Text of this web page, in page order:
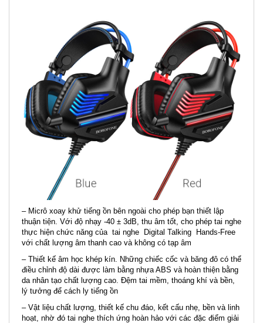
– Micrô xoay khử tiếng ồn bên ngoài cho phép bạn thiết lập
thuận tiện. Với độ nhạy -40 ± 3dB, thu âm tốt, cho phép tai nghe
thực hiện chức năng của tai nghe Digital Talking Hands-Free
với chất lượng âm thanh cao và không có tạp âm
– Thiết kế âm học khép kín. Những chiếc cốc và băng đô có thể
điều chỉnh độ dài được làm bằng nhựa ABS và hoàn thiện bằng
da nhân tạo chất lượng cao. Đệm tai mềm, thoáng khí và bền,
lý tưởng để cách ly tiếng ồn
– Vật liệu chất lượng, thiết kế chu đáo, kết cấu nhẹ, bền và linh
hoạt, nhờ đó tai nghe thích ứng hoàn hảo với các đặc điểm giải